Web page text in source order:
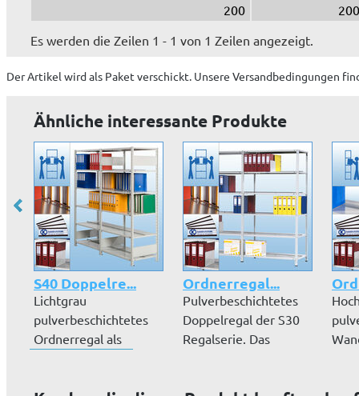
200
200
Es werden die Zeilen 1 - 1 von 1 Zeilen angezeigt.
Der Artikel wirdals Paket verschickt. Unsere Versandbedingungen
Ähnliche interessante Produkte
S40 Doppelre...
Lichtgrau
pulverbeschichtetes
Ordnerregal als
Ordnerregal...
Pulverbeschichtetes
Doppelregal der S30
Regalserie. Das